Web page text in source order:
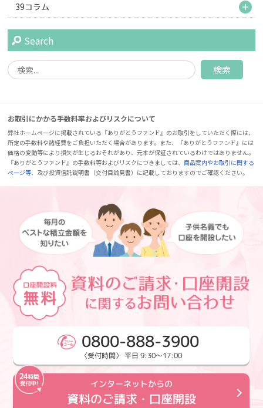
39コラム
Search
お取引にかかる手数料率およびリスクについて
弊社ホームページに掲載されている『ありがとうファンド』のお取引をしていただく際には、
所定の手数料や諸経費をご負担いただく場合があります。また、『ありがとうファンド』には
価格の変動等により損失が生じるおそれがあり、元本が保証されているわけではありません。
『ありがとうファンド』の手数料等およびリスクにつきましては、商品案内やお取引に関する
ページ等、及び投資信託説明書（交付目論見書）に記載しておりますのでご確認ください。
0800-888-3900
〈受付時間〉 平日 9:30～17:00
インターネットからの
資料のご請求・口座開設